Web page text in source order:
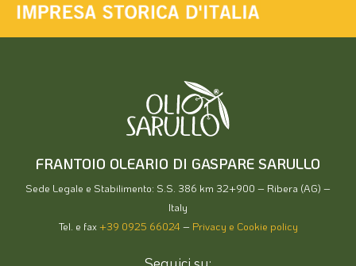
FRANTOIO OLEARIO DI GASPARE SARULLO
Sede Legale e Stabilimento: S.S. 386 km 32+900 – Ribera (AG) –
Italy
Tel. e fax +39 0925 66024 Privacy e Cookie policy
Seguici su: